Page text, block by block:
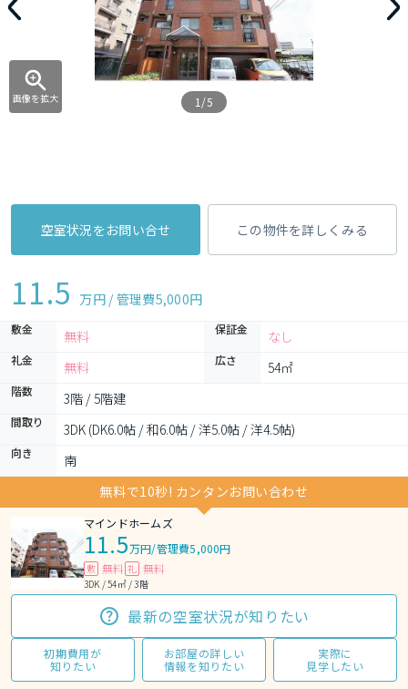
画像を拡大 1/5
空室状況をお問い合せ この物件を詳しくみる
11.5 万円 / 管理費5,000円
敷金 無料 保証金 なし
礼金 無料 広さ 54㎡
階数 3階 / 5階建
間取り 3DK (DK6.0帖 / 和6.0帖 / 洋5.0帖 / 洋4.5帖)
向き
南
無料で10秒! カンタンお問い合わせ
マインドホームズ
11.5万円/管理費5,000円
敷 無料 礼 無料
3DK / 54㎡ / 3階
最新の空室状況が知りたい
初期費用が
知りたい
お部屋の詳しい
情報を知りたい
実際に
見学したい